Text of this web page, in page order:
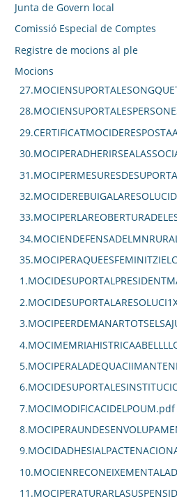
Junta de Govern local
Comissió Especial de Comptes
Registre de mocions al ple
Mocions
7.MOCIMODIFICACIDELPOUM.pdf